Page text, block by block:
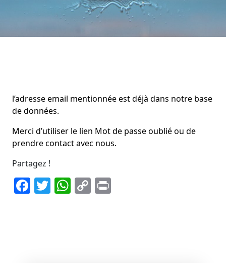
l’adresse email mentionnée est déjà dans notre base
de données.
Merci d’utiliser le lien Mot de passe oublié ou de
prendre contact avec nous.
Partagez !
Facebook
Twitter
WhatsApp
Copy